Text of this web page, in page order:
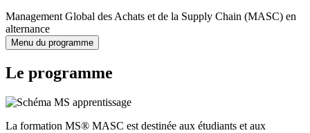
Management Global des Achats et de la Supply Chain (MASC) en
alternance
Menu du programme
Le programme
La formation MS® MASC est destinée aux étudiants et aux